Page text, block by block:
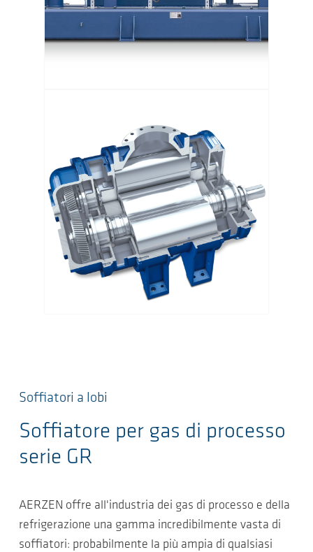
Soffiatori a lobi
Soffiatore per gas di processo
serie GR
AERZEN offre all'industria dei gas di processo e della
refrigerazione una gamma incredibilmente vasta di
soffiatori: probabilmente la più ampia di qualsiasi